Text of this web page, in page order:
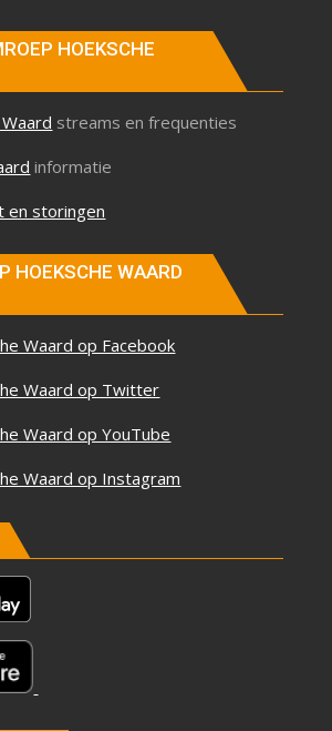
HOEKSCHE
streams en frequenties
informatie
en storingen
HOEKSCHE WAARD
Waard op Facebook
Waard op Twitter
Waard op YouTube
Waard op Instagram